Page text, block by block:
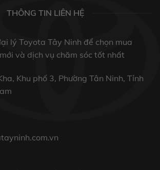
THÔNG TIN LIÊN HỆ
lý Toyota Tây Ninh để chọn mua
và dịch vụ chăm sóc tốt nhất
Khu phố 3, Phường Tân Ninh, Tỉnh